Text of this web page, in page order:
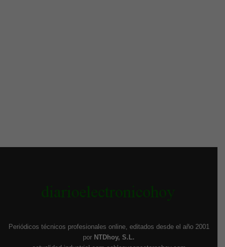
Periódicos técnicos profesionales online, editados desde el año 2001
por NTDhoy, S.L.